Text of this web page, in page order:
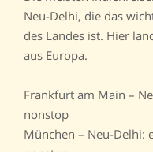
Neu-Delhi, die das
des Landes ist. Hier
aus Europa.
Frankfurt am Main –
nonstop
München – Neu-Delhi: